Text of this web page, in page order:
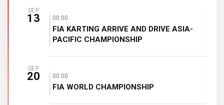
SEP
13 00:00
FIA KARTING ARRIVE AND DRIVE ASIA-
PACIFIC CHAMPIONSHIP
SEP
20 00:00
FIA WORLD CHAMPIONSHIP